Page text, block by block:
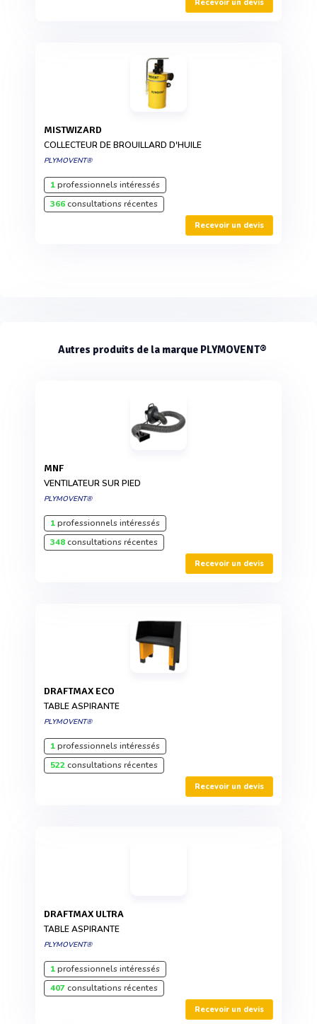
Recevoir un devis
MISTWIZARD
COLLECTEUR DE BROUILLARD D'HUILE
PLYMOVENT®
1professionnels intéressés
366consultations récentes
Recevoir un devis
Autres produits de la marque PLYMOVENT®
MNF
VENTILATEUR SUR PIED
PLYMOVENT®
1professionnels intéressés
348consultations récentes
Recevoir un devis
DRAFTMAX ECO
TABLE ASPIRANTE
PLYMOVENT®
1professionnels intéressés
522consultations récentes
Recevoir un devis
DRAFTMAX ULTRA
TABLE ASPIRANTE
PLYMOVENT®
1professionnels intéressés
407consultations récentes
Recevoir un devis